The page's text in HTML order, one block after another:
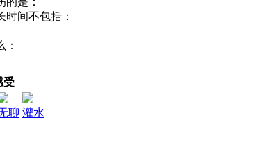
时间不包括：
受
聊 灌水